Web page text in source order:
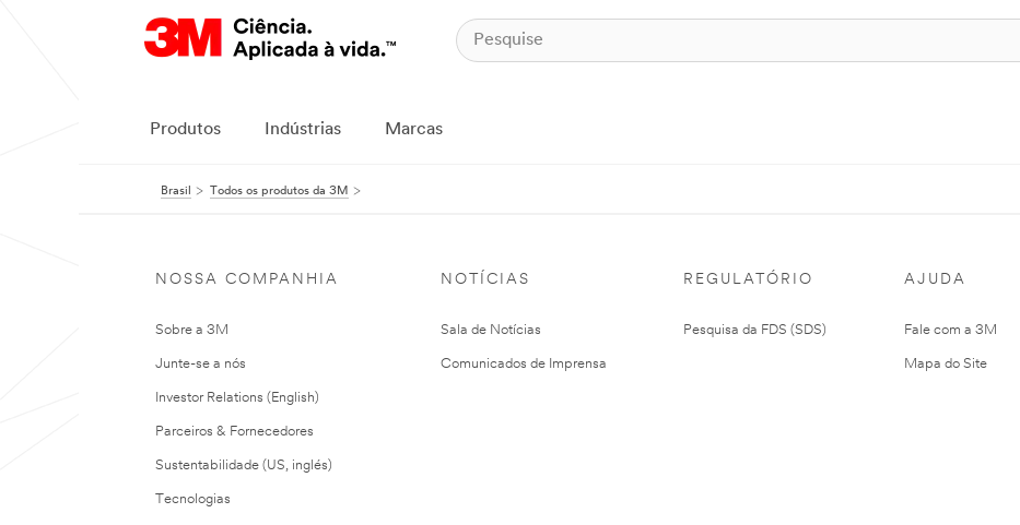
Produtos Indústrias Marcas
Brasil Todos os produtos da 3M
NOSSA COMPANHIA
Sobre a 3M
Junte-se a nós
Investor Relations (English)
Parceiros & Fornecedores
Sustentabilidade (US, inglés)
Tecnologias
NOTÍCIAS
Sala de Notícias
Comunicados de Imprensa
REGULATÓRIO
Pesquisa da FDS (SDS)
AJUDA
Fale com a 3M
Mapa do Site